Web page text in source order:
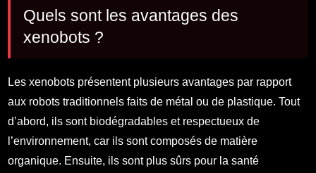
Quels sont les avantages des
xenobots ?
Les xenobots présentent plusieurs avantages par rapport
aux robots traditionnels faits de métal ou de plastique. Tout
d’abord, ils sont biodégradables et respectueux de
l’environnement, car ils sont composés de matière
organique. Ensuite, ils sont plus sûrs pour la santé